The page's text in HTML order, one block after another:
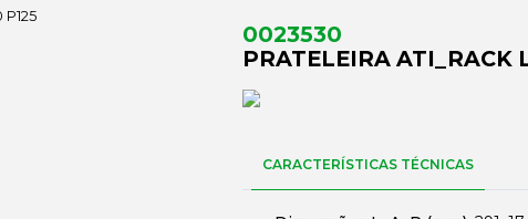
0023530
PRATELEIRA ATI_RACK
CARACTERÍSTICAS TÉCNICAS